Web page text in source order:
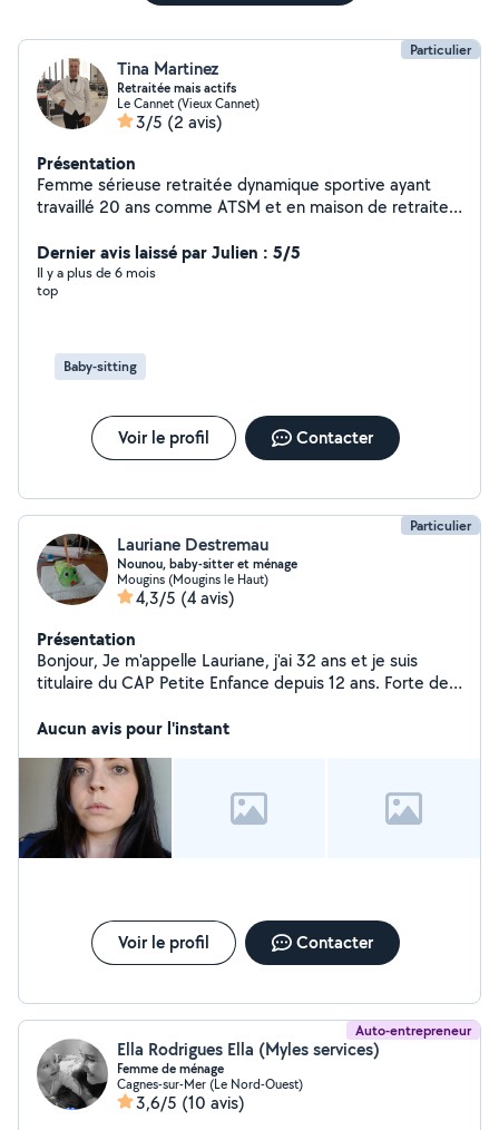
Particulier
Tina Martinez
Retraitée mais actifs
Le Cannet (Vieux Cannet)
3/5 (2 avis)
Présentation
Femme sérieuse retraitée dynamique sportive ayant
travaillé 20 ans comme ATSM et en maison de retraite
d'enfants,ménage, et m'occuper de personnes âgées
les promener, les accompagnés faire leurs courses je
suis véhiculé. Recherche sur le Cannet, Cannes merci.
Dernier avis laissé par Julien : 5/5
Il y a plus de 6 mois
top
Baby-sitting
Voir le profil Contacter
Particulier
Lauriane Destremau
Nounou, baby-sitter et ménage
Mougins (Mougins le Haut)
4,3/5 (4 avis)
Présentation
Bonjour, Je m'appelle Lauriane, j'ai 32 ans et je suis
titulaire du CAP Petite Enfance depuis 12 ans. Forte de
travaillé en crèche, en halte-garderie ainsi qu'au domicile
développer des compétences solides en soins,
sécurité, éveil, accompagnement scolaire et
organisation du quotidien. Patiente, douce et attentive,
je veille toujours au bien-être, au rythme et aux besoins
de chaque enfant. J'accorde une grande importance à la
de deux garçons de 10 et 8 ans, je connais parfaitement
les attentes et les préoccupations des parents. Mon
expérience personnelle renforce mon professionnalisme
conduire et véhiculée, je peux assurer les déplacements
(école, activités, rendez-vous). Je suis disponible du
lundi au vendredi.
Aucun avis pour l'instant
Voir le profil Contacter
Auto-entrepreneur
Ella Rodrigues Ella (Myles services)
Femme de ménage
Cagnes-sur-Mer (Le Nord-Ouest)
3,6/5 (10 avis)